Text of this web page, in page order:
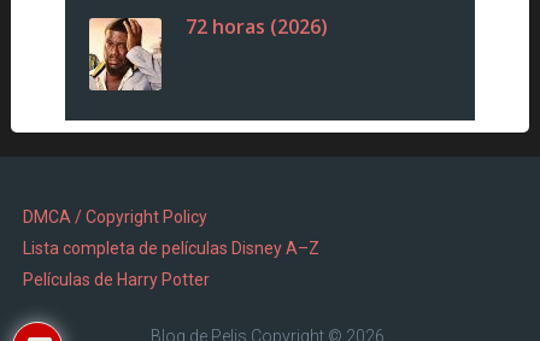
72 horas (2026)
DMCA / Copyright Policy
Lista completa de películas Disney A–Z
Películas de Harry Potter
Blog de Pelis Copyright © 2026.